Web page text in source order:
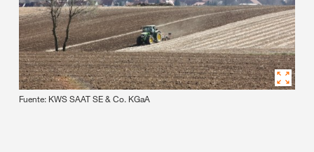
Fuente: KWS SAAT SE & Co. KGaA